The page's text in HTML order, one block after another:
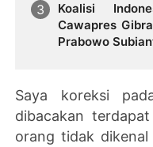
Koalisi
Cawapres
Prabowo
Saya koreksi
dibacakan
orang tidak